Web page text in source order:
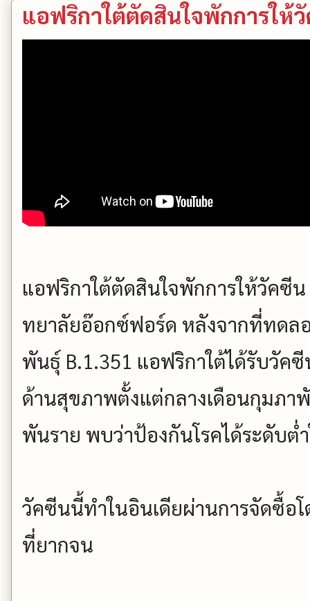
แอฟริกาใต้ตัดสินใจพักการให้
แอฟริกาใต้ตัดสินใจพักการให้วัคซี
ทยาลัยอ๊อกซ์ฟอร์ด หลังจากที่ทดล
พันธุ์ B.1.351 แอฟริกาใต้ได้รับวัค
ด้านสุขภาพตั้งแต่กลางเดือนกุมภา
พันราย พบว่าป้องกันโรคได้ระดับต่
วัคซีนนี้ทำในอินเดียผ่านการจัดซื้อ
ที่ยากจน